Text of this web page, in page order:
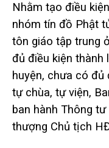
Nhằm tạo điều
nhóm tín đồ Phật
tôn giáo tập trung
đủ điều kiện thành
huyện, chưa có
tự chùa, tự viện,
ban hành Thông
thượng Chủ tịch